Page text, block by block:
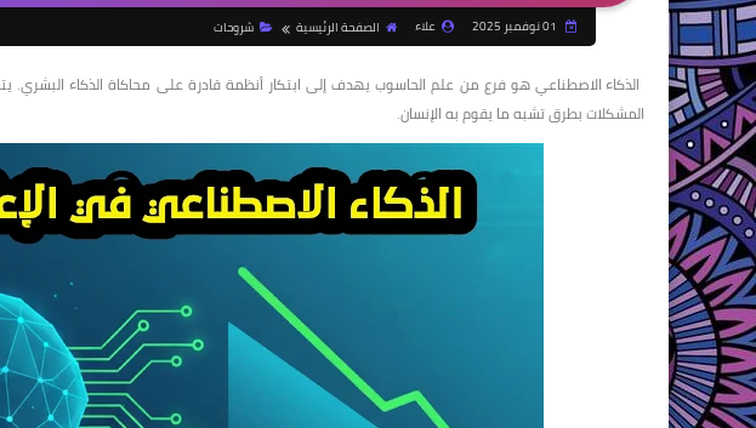
علاء الصفحة الرئيسية شروحات
الذكاء الاصطناعي هو فرع من علم الحاسوب يهدف إلى ابتكار أنظمة قادرة على محاكاة الذكاء البشري.
المشكلات بطرق تشبه ما يقوم به الإنسان.